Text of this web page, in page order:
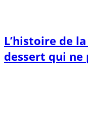
L’histoire de
dessert qui ne